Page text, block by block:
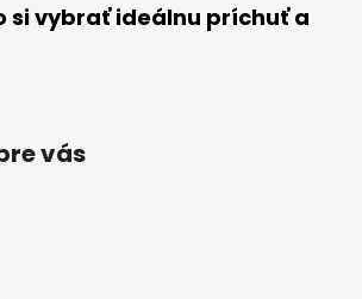
si vybrať ideálnu príchuť a
vás